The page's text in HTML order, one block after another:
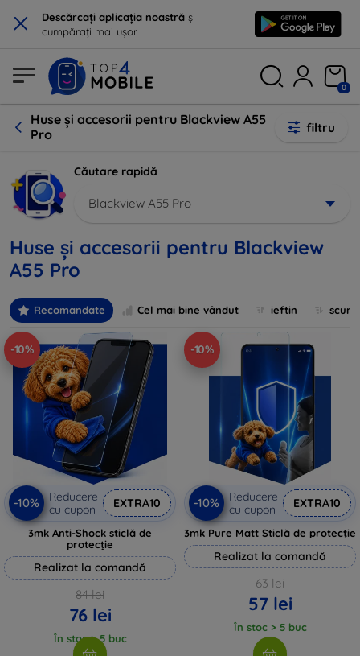
× Descărcați aplicația noastră și
cumpărați mai ușor
0
Huse și accesorii pentru Blackview A55
Pro
filtru
Căutare rapidă
Blackview A55 Pro
Huse și accesorii pentru Blackview
A55 Pro
Recomandate Cel mai bine vândut ieftin
-10%
-10%
Reducere
cu cupon
EXTRA10
3mk Anti-Shock sticlă de
protecție
Realizat la comandă
84 lei
76 lei
În stoc > 5 buc
-10%
-10%
Reducere
cu cupon
EXTRA10
3mk Pure Matt Sticlă de protecție
Realizat la comandă
63 lei
57 lei
În stoc > 5 buc